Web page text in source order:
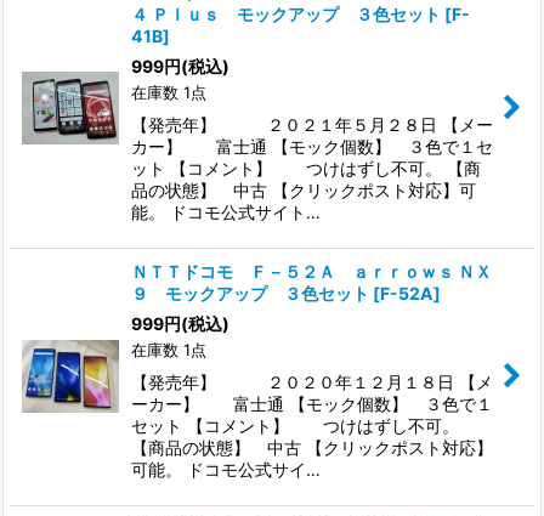
４ Ｐｌｕｓ モックアップ ３色セット [F-
41B]
999円(税込)
在庫数 1点
【発売年】 ２０２１年５月２８日 【メー
カー】 富士通 【モック個数】 ３色で１セ
ット 【コメント】 つけはずし不可。 【商
品の状態】 中古 【クリックポスト対応】可
能。 ドコモ公式サイト…
ＮＴＴドコモ Ｆ－５２Ａ ａｒｒｏｗｓ ＮＸ
９ モックアップ ３色セット [F-52A]
999円(税込)
在庫数 1点
【発売年】 ２０２０年１２月１８日 【メ
ーカー】 富士通 【モック個数】 ３色で１
セット 【コメント】 つけはずし不可。
【商品の状態】 中古 【クリックポスト対応】
可能。 ドコモ公式サイ…